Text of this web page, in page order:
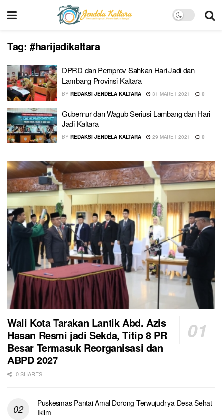
Tag: #harijadikaltara
DPRD dan Pemprov Sahkan Hari Jadi dan
Lambang Provinsi Kaltara
BY REDAKSI JENDELA KALTARA 31 MARET 2021 0
Gubernur dan Wagub Seriusi Lambang dan Hari
Jadi Kaltara
BY REDAKSI JENDELA KALTARA 29 MARET 2021 0
Wali Kota Tarakan Lantik Abd. Azis
Hasan Resmi jadi Sekda, Titip 8 PR
Besar Termasuk Reorganisasi dan
ABPD 2027
0 SHARES
Puskesmas Pantai Amal Dorong Terwujudnya Desa Sehat
Iklim